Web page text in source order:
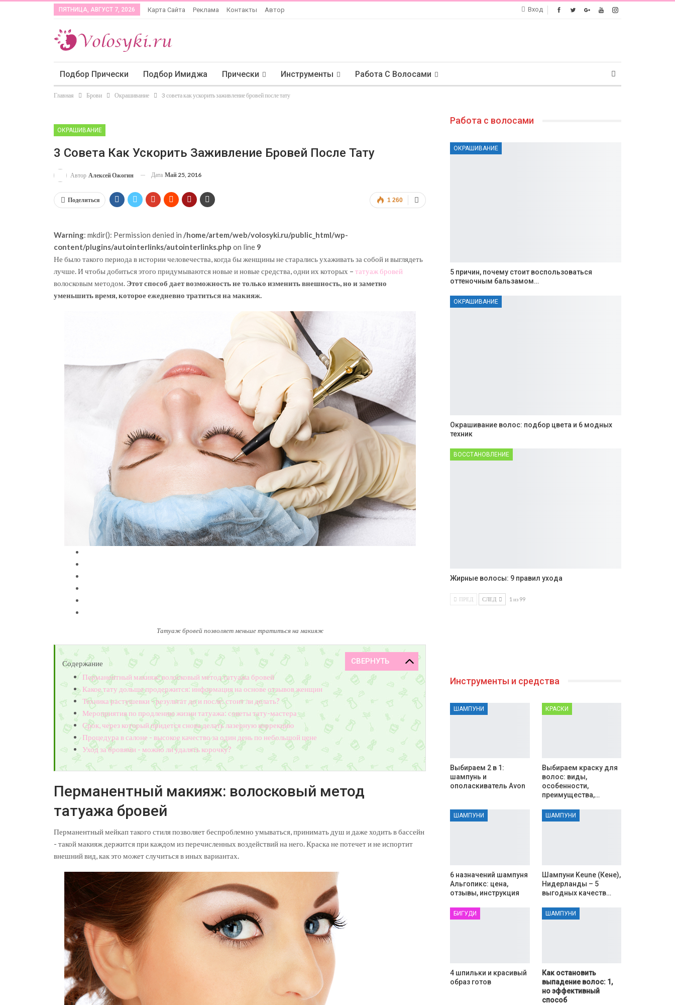
Вход
ПЯТНИЦА, АВГУСТ 7, 2026 Карта Сайта Реклама Контакты Автор
Подбор Прически Подбор Имиджа Прически Инструменты Работа С Волосами
Главная Брови Окрашивание 3 совета как ускорить заживление бровей после тату
ОКРАШИВАНИЕ
3 Совета Как Ускорить Заживление Бровей После Тату
Автор Алексей Ожогин Дата Май 25, 2016
1 260
Поделиться
Warning: mkdir(): Permission denied in /home/artem/web/volosyki.ru/public_html/wp-
content/plugins/autointerlinks/autointerlinks.php on line 9
Не было такого периода в истории человечества, когда бы женщины не старались ухаживать за собой и выглядеть
лучше. И чтобы добиться этого придумываются новые и новые средства, одни их которых – татуаж бровей
волосковым методом. Этот способ дает возможность не только изменить внешность, но и заметно
уменьшить время, которое ежедневно тратиться на макияж.
Татуаж бровей позволяет меньше тратиться на макияж
Содержание
Перманентный макияж: волосковый метод татуажа бровей
Какое тату дольше продержится: информация на основе отзывов женщин
Техника растушевки - результат до и после: стоит ли делать?
Мероприятия по продлению жизни татуажа: советы тату-мастера
Срок, через который придется снова делать лазерную коррекцию
Процедура в салоне - высокое качество за один день по небольшой цене
Уход за бровями - можно ли удалять корочку?
Перманентный макияж: волосковый метод
татуажа бровей
Перманентный мейкап такого стиля позволяет беспроблемно умываться, принимать душ и даже ходить в бассейн
- такой макияж держится при каждом из перечисленных воздействий на него. Краска не потечет и не испортит
внешний вид, как это может случиться в иных вариантах.
Работа с волосами
ОКРАШИВАНИЕ
5 причин, почему стоит воспользоваться
оттеночным бальзамом…
ОКРАШИВАНИЕ
Окрашивание волос: подбор цвета и 6 модных
техник
ВОССТАНОВЛЕНИЕ
Жирные волосы: 9 правил ухода
ПРЕД СЛЕД 1 из 99
Инструменты и средства
ШАМПУНИ
Выбираем 2 в 1:
шампунь и
ополаскиватель Avon
КРАСКИ
Выбираем краску для
волос: виды,
особенности,
преимущества,…
ШАМПУНИ
6 назначений шампуня
Альгопикс: цена,
отзывы, инструкция
ШАМПУНИ
Шампуни Keune (Кене),
Нидерланды – 5
выгодных качеств…
БИГУДИ
4 шпильки и красивый
образ готов
ШАМПУНИ
Как остановить
выпадение волос: 1,
но эффективный
способ